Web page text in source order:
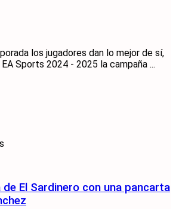
los jugadores dan lo mejor de sí,
Sports 2024 - 2025 la campaña ...
de El Sardinero con una pancarta